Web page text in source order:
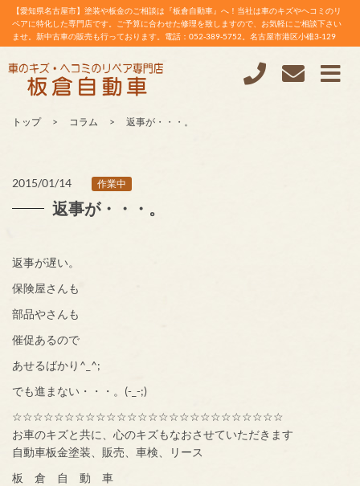
【愛知県名古屋市】塗装や板金のご相談は『板倉自動車』へ！当社は車のキズやヘコミのリ
ペアに特化した専門店です。ご予算に合わせた修理を致しますので、お気軽にご相談下さい
ませ。新中古車の販売も行っております。電話：052-389-5752。名古屋市港区小碓3-129
トップ コラム 返事が・・・。
2015/01/14 作業中
返事が・・・。
返事が遅い。
保険屋さんも
部品やさんも
催促あるので
あせるばかり^_^;
でも進まない・・・。(-_-;)
☆☆☆☆☆☆☆☆☆☆☆☆☆☆☆☆☆☆☆☆☆☆☆☆☆☆
お車のキズと共に、心のキズもなおさせていただきます
自動車板金塗装、販売、車検、リース
板 倉 自 動 車